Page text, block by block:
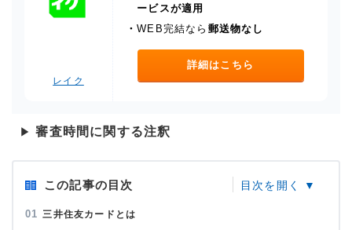
レイク
ービスが適用
・WEB完結なら 郵送物なし
詳細はこちら
▶ 審査時間に関する注釈
この記事の目次
三井住友カードとは